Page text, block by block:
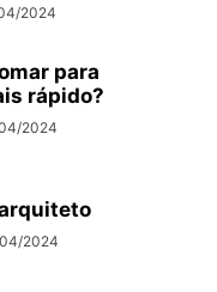
2024
para
rápido?
2024
2024